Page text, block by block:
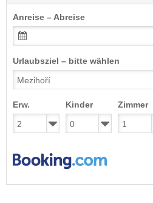
Anreise – Abreise
Urlaubsziel – bitte wählen
Erw. Kinder Zimmer